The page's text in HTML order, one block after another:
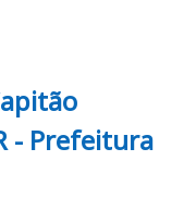
- Prefeitura